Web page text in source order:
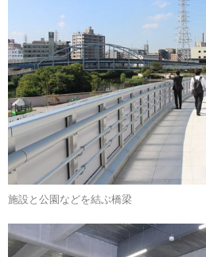
施設と公園などを結ぶ橋梁